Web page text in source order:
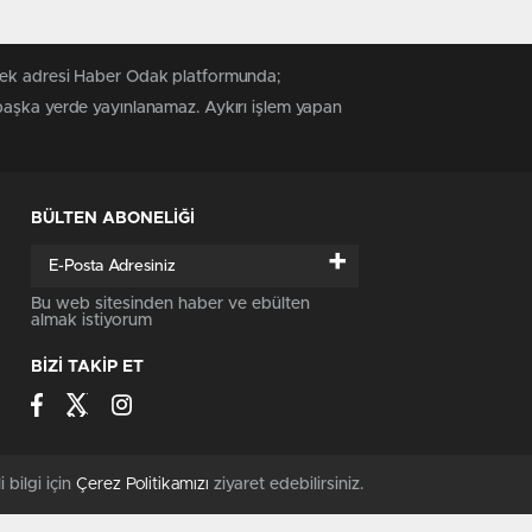
adresi Haber Odak platformunda;
yerde yayınlanamaz. Aykırı işlem yapan
BÜLTEN ABONELİĞİ
+
Bu web sitesinden haber ve ebülten
almak istiyorum
BİZİ TAKİP ET
bilgi için Çerez Politikamızı ziyaret edebilirsiniz.